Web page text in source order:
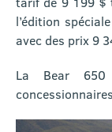
l’édition
avec des prix 9
La Bear 650